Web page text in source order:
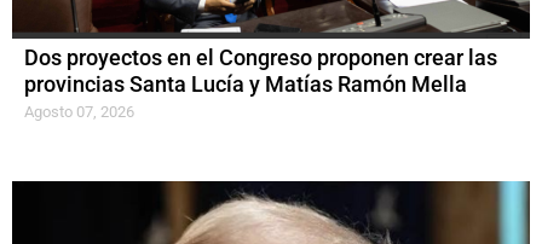
Dos proyectos en el Congreso proponen crear las
provincias Santa Lucía y Matías Ramón Mella
Agosto 07, 2026